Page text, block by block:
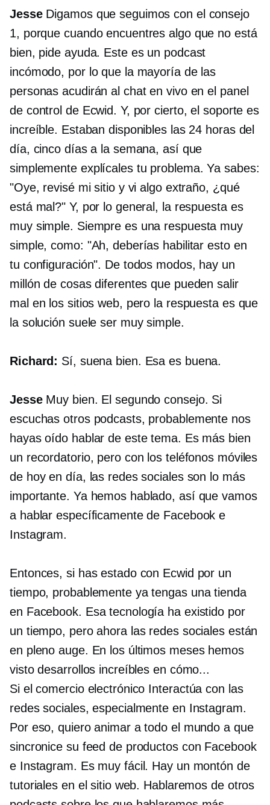
JesseDigamos que seguimos con el consejo
1, porque cuando encuentres algo que no está
bien, pide ayuda. Este es un podcast
incómodo, por lo que la mayoría de las
personas acudirán al chat en vivo en el panel
de control de Ecwid. Y, por cierto, el soporte es
increíble. Estaban disponibles las 24 horas del
día, cinco días a la semana, así que
simplemente explícales tu problema. Ya sabes:
"Oye, revisé mi sitio y vi algo extraño, ¿qué
está mal?" Y, por lo general, la respuesta es
muy simple. Siempre es una respuesta muy
simple, como: "Ah, deberías habilitar esto en
tu configuración". De todos modos, hay un
millón de cosas diferentes que pueden salir
mal en los sitios web, pero la respuesta es que
la solución suele ser muy simple.
Richard: Sí, suena bien. Esa es buena.
JesseMuy bien. El segundo consejo. Si
escuchas otros podcasts, probablemente nos
hayas oído hablar de este tema. Es más bien
un recordatorio, pero con los teléfonos móviles
de hoy en día, las redes sociales son lo más
importante. Ya hemos hablado, así que vamos
a hablar específicamente de Facebook e
Instagram.
Entonces, si has estado con Ecwid por un
tiempo, probablemente ya tengas una tienda
en Facebook. Esa tecnología ha existido por
un tiempo, pero ahora las redes sociales están
en pleno auge. En los últimos meses hemos
visto desarrollos increíbles en cómo...
Si el comercio electrónico Interactúa con las
redes sociales, especialmente en Instagram.
Por eso, quiero animar a todo el mundo a que
sincronice su feed de productos con Facebook
e Instagram. Es muy fácil. Hay un montón de
tutoriales en el sitio web. Hablaremos de otros